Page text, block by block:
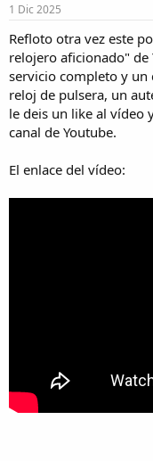
1 Dic 2025
Refloto otra vez este
relojero aficionado" de
servicio completo y un
reloj de pulsera, un
le deis un like al vídeo
canal de Youtube.
El enlace del vídeo: